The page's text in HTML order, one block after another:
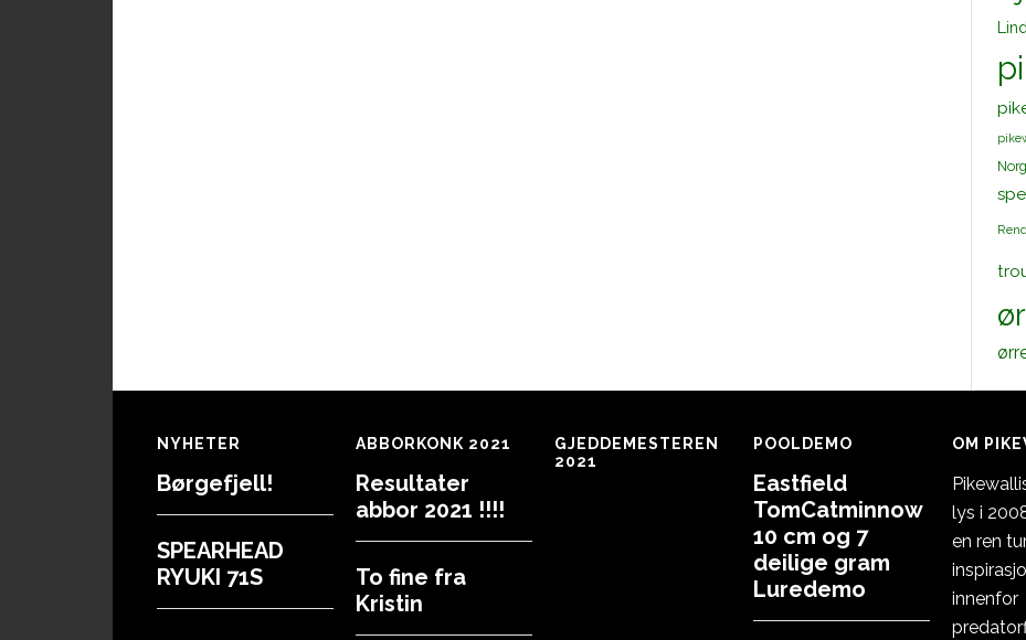
Footer
NYHETER
Børgefjell!
SPEARHEAD
RYUKI 71S
ABBORKONK 2021
Resultater
abbor 2021 !!!!
To fine fra
Kristin
GJEDDEMESTEREN
2021
POOLDEMO
Eastfield
TomCatminnow
10 cm og 7
deilige gram
Luredemo
OM
lys i
en ren
innenfor